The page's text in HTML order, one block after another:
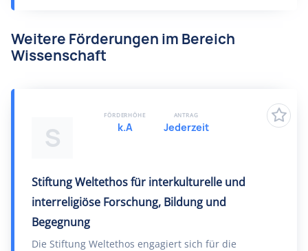
Weitere Förderungen im Bereich
Wissenschaft
S
Stiftung Weltethos für interkulturelle und
interreligiöse Forschung, Bildung und
Begegnung
Die Stiftung Weltethos engagiert sich für die
FÖRDERHÖHE
k.A
ANTRAG
Jederzeit